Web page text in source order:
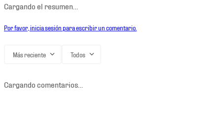
Cargando el resumen…
Por favor, inicia sesión para escribir un comentario.
Más reciente Todos
Cargando comentarios…